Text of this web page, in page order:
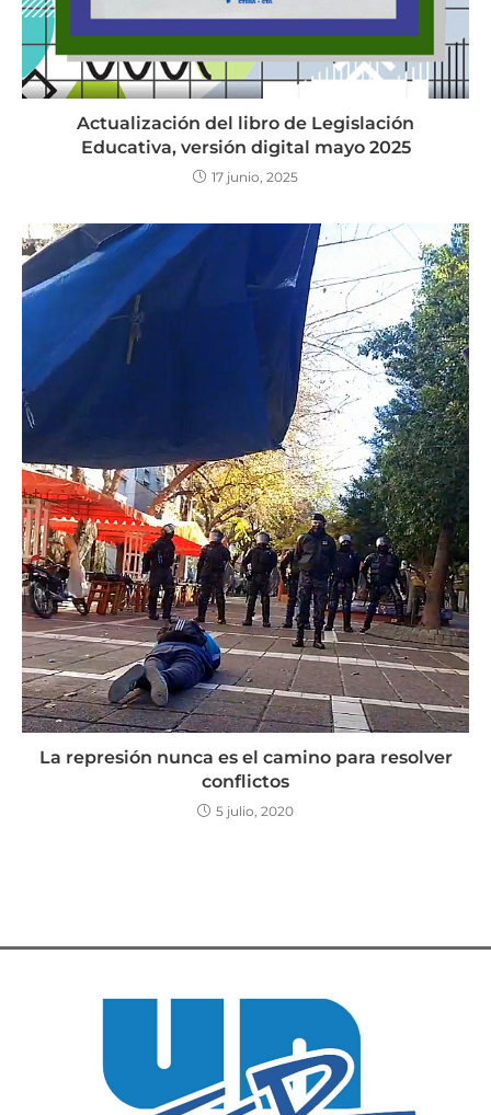
Actualización del libro de Legislación
Educativa, versión digital mayo 2025
17 junio, 2025
La represión nunca es el camino para resolver
conflictos
5 julio, 2020